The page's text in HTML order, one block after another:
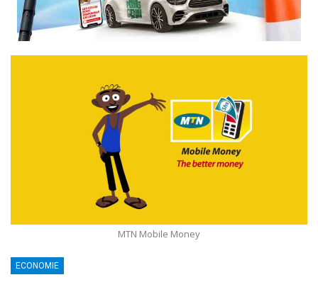
MTN Mobile Money
ECONOMIE